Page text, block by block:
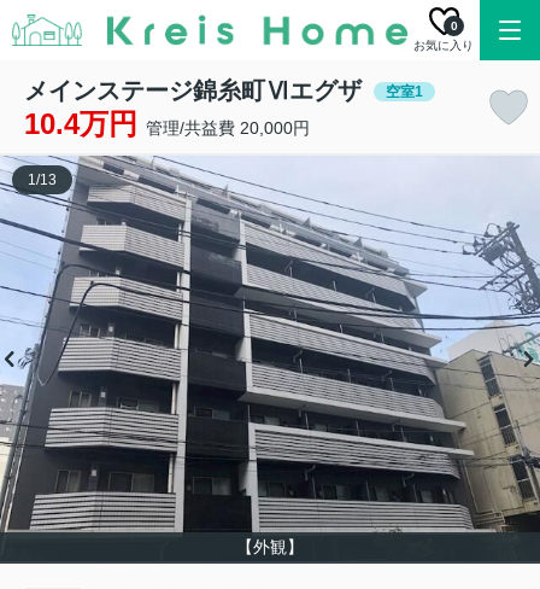
お気に入り
0
メインステージ錦糸町Ⅵエグザ 空室1
10.4万円 管理/共益費 20,000円
【外観】
1/13